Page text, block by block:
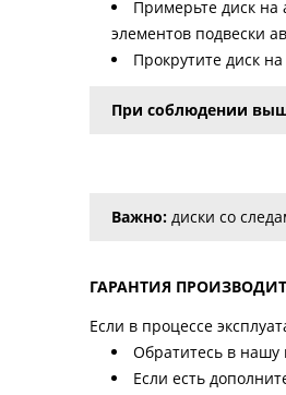
Примерьте диск на
элементов подвески
Прокрутите диск
При соблюдении
Важно: диски со
ГАРАНТИЯ
Если в процессе
Обратитесь в нашу
Если есть